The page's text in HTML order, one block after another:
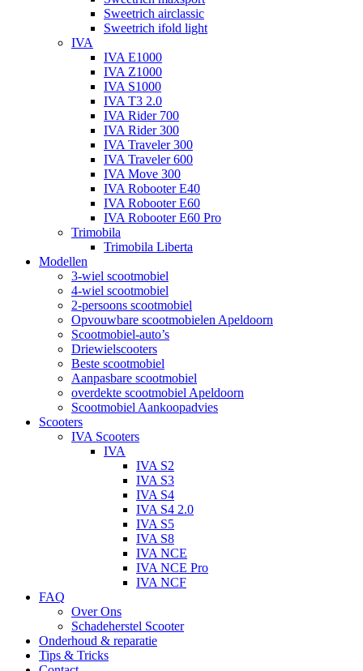
Sweetrich airclassic
Sweetrich ifold light
IVA
IVA E1000
IVA Z1000
IVA S1000
IVA T3 2.0
IVA Rider 700
IVA Rider 300
IVA Traveler 300
IVA Traveler 600
IVA Move 300
IVA Robooter E40
IVA Robooter E60
IVA Robooter E60 Pro
Trimobila
Trimobila Liberta
Modellen
3-wiel scootmobiel
4-wiel scootmobiel
2-persoons scootmobiel
Opvouwbare scootmobielen Apeldoorn
Scootmobiel-auto’s
Driewielscooters
Beste scootmobiel
Aanpasbare scootmobiel
overdekte scootmobiel Apeldoorn
Scootmobiel Aankoopadvies
Scooters
IVA Scooters
IVA
IVA S2
IVA S3
IVA S4
IVA S4 2.0
IVA S5
IVA S8
IVA NCE
IVA NCE Pro
IVA NCF
FAQ
Over Ons
Schadeherstel Scooter
Onderhoud & reparatie
Tips & Tricks